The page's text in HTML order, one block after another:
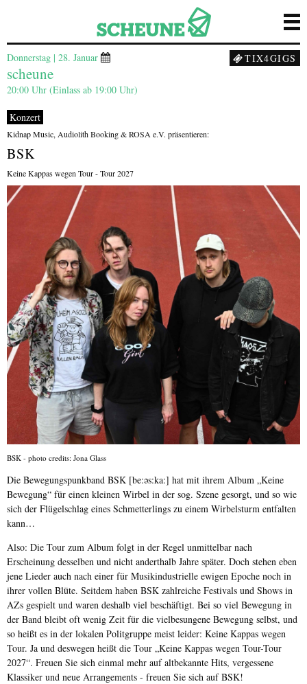
TIX4GIGS
Donnerstag | 28. Januar
scheune
20:00 Uhr (Einlass ab 19:00 Uhr)
Konzert
Kidnap Music, Audiolith Booking & ROSA e.V. präsentieren:
BSK
Keine Kappas wegen Tour - Tour 2027
BSK - photo credits: Jona Glass
Die Bewegungspunkband BSK [be:əs:ka:] hat mit ihrem Album „Keine
Bewegung“ für einen kleinen Wirbel in der sog. Szene gesorgt, und so wie
sich der Flügelschlag eines Schmetterlings zu einem Wirbelsturm entfalten
kann…
Also: Die Tour zum Album folgt in der Regel unmittelbar nach
Erscheinung desselben und nicht anderthalb Jahre später. Doch stehen eben
jene Lieder auch nach einer für Musikindustrielle ewigen Epoche noch in
ihrer vollen Blüte. Seitdem haben BSK zahlreiche Festivals und Shows in
AZs gespielt und waren deshalb viel beschäftigt. Bei so viel Bewegung in
der Band bleibt oft wenig Zeit für die vielbesungene Bewegung selbst, und
so heißt es in der lokalen Politgruppe meist leider: Keine Kappas wegen
Tour. Ja und deswegen heißt die Tour „Keine Kappas wegen Tour-Tour
2027“. Freuen Sie sich einmal mehr auf altbekannte Hits, vergessene
Klassiker und neue Arrangements - freuen Sie sich auf BSK!